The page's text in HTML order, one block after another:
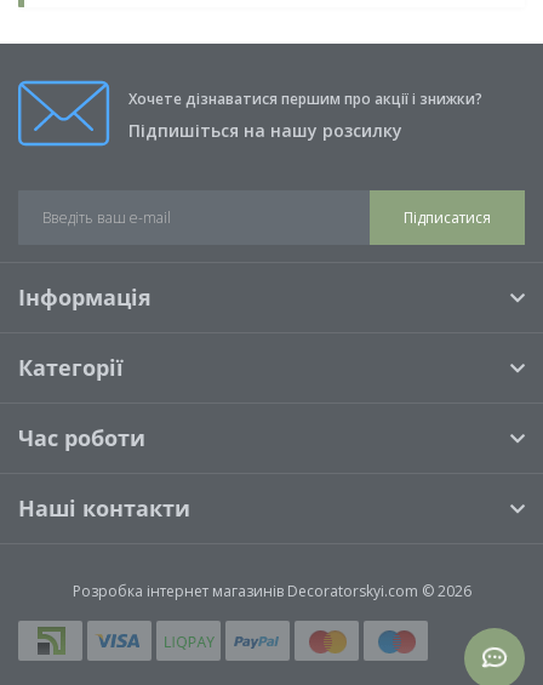
Хочете дізнаватися першим про акції і знижки?
Підпишіться на нашу розсилку
Підписатися
Інформація
Категорії
Час роботи
Наші контакти
Розробка інтернет магазинівDecoratorskyi.com © 2026